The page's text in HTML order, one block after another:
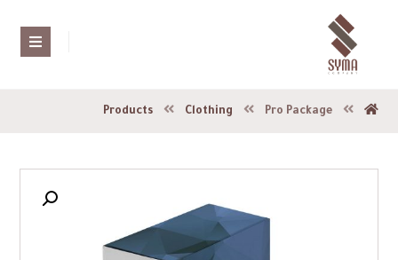
Products Clothing Pro Package